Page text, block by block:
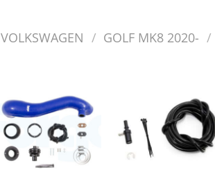
VOLKSWAGEN / GOLF MK8 2020- /
Añadir
a la
lista de
deseos
Añadir
lista de
deseos